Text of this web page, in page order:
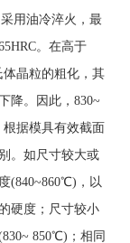
用油冷淬火，最
。在高于
晶粒的粗化，其
降。因此，830~
据模具有效截面
。如尺寸较大或
(840~860℃)，以
硬度；尺寸较小
850℃)；相同